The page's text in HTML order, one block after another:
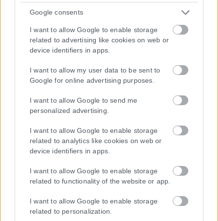
Google consents
I want to allow Google to enable storage
related to advertising like cookies on web or
device identifiers in apps.
I want to allow my user data to be sent to
Google for online advertising purposes.
I want to allow Google to send me
personalized advertising.
I want to allow Google to enable storage
related to analytics like cookies on web or
device identifiers in apps.
I want to allow Google to enable storage
related to functionality of the website or app.
I want to allow Google to enable storage
related to personalization.
Ταπρωτοσέλιδατων εφημερίδων
Εγγραφή στο Newsletter